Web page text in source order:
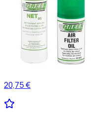
20,75 €